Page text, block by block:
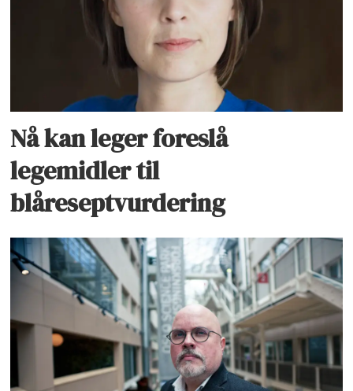
Nå kan leger foreslå
legemidler til
blåreseptvurdering